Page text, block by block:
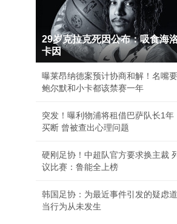
29岁克拉克死因公布：吸食海
卡因
曝莱昂纳德案预计协商和解！名嘴要
鲍尔默和小卡都该禁赛一年
突发！曝利物浦将租借巴萨队长1年
买断 曾被查出心理问题
硬刚足协！中超队官方要求换主裁
议比赛：鲁能全上榜
韩国足协：为最近事件引发的疑虑
当行为从未发生